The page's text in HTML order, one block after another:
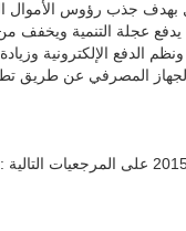
جذب رؤوس الأموال
عجلة التنمية ويخفف
الدفع الإلكترونية
المصرفي عن طريق